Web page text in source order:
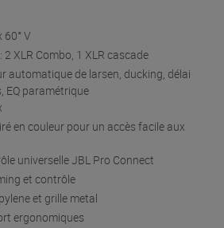
60° V
XLR Combo, 1 XLR cascade
automatique de larsen, ducking, délai
EQ paramétrique
en couleur pour un accès facile aux
universelle JBL Pro Connect
et contrôle
et grille metal
ergonomiques